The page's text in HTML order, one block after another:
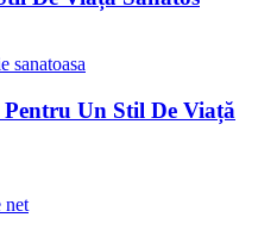
Un Stil De Viață